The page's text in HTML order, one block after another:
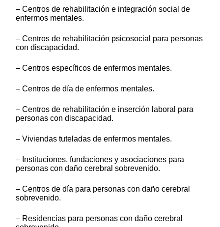
– Centros de rehabilitación e integración social de
enfermos mentales.
– Centros de rehabilitación psicosocial para personas
con discapacidad.
– Centros específicos de enfermos mentales.
– Centros de día de enfermos mentales.
– Centros de rehabilitación e inserción laboral para
personas con discapacidad.
– Viviendas tuteladas de enfermos mentales.
– Instituciones, fundaciones y asociaciones para
personas con daño cerebral sobrevenido.
– Centros de día para personas con daño cerebral
sobrevenido.
– Residencias para personas con daño cerebral